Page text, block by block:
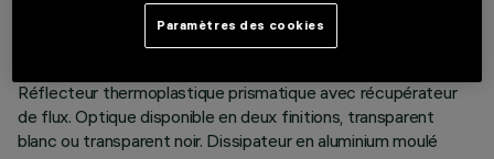
Appareil rond fixe prévu pour l'utilisation de source LED à
Réflecteur thermoplastique prismatique avec récupérateur
de flux. Optique disponible en deux finitions, transparent
blanc ou transparent noir. Dissipateur en aluminium moulé
Paramètres des cookies